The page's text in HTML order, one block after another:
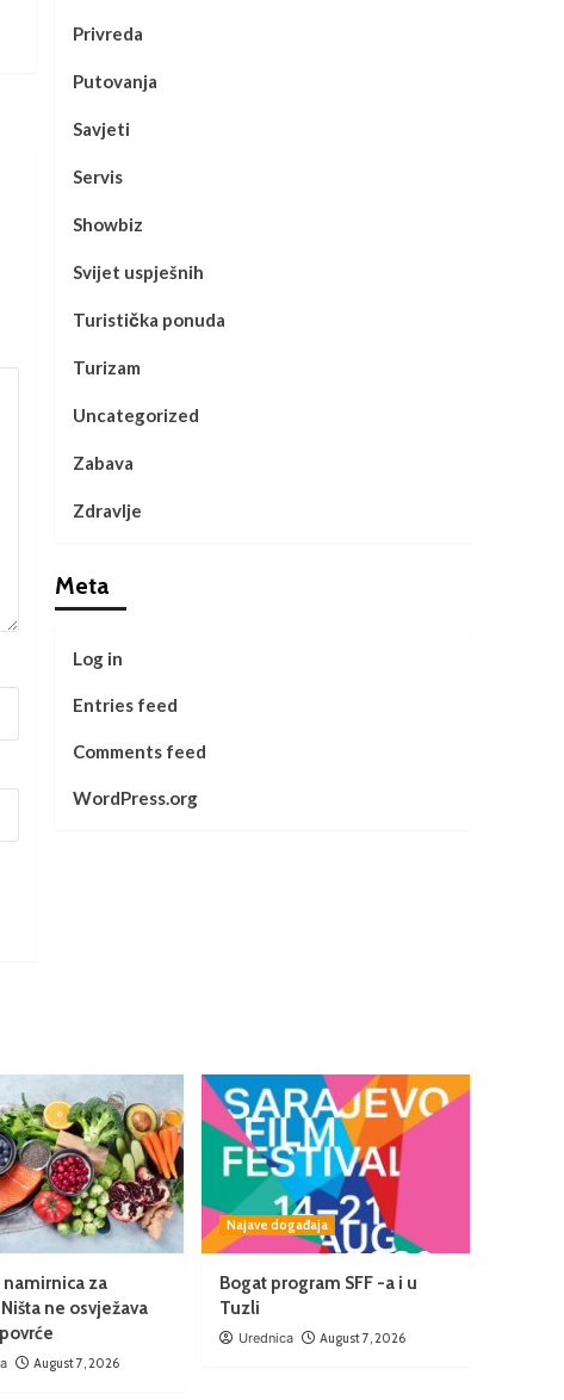
Privreda
Putovanja
Savjeti
Servis
Showbiz
Svijet uspješnih
Turistička ponuda
Turizam
Uncategorized
Zabava
Zdravlje
Meta
Log in
Entries feed
Comments feed
WordPress.org
za
ne osvježava
August 7, 2026
Najave događaja
Bogat program SFF -a i u
Tuzli
Urednica August 7, 2026